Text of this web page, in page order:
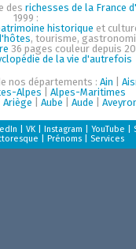
des richesses de la France
1999 :
historique et
, tourisme,
36 pages couleur depuis
de la vie d'autrefois
nos départements : Ain
Alpes
Alpes-Maritimes
Ariège Aube Aude
VK| Instagram YouTube
Prénoms| Services